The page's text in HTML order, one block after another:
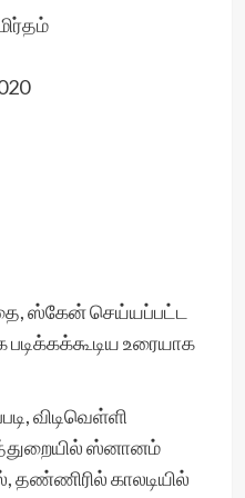
ஸ்கேன் செய்யப்பட்ட
படிக்கக்கூடிய உரையாக
விடிவெள்ளி
ஸ்னானம்
தண்ணிரில் காலடியில்